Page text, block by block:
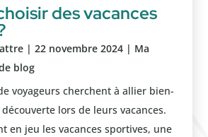
des vacances
|22 novembre 2024 | Ma
blog
voyageurs cherchent à allier bien-
lors de leurs vacances.
en jeu les vacances sportives, une